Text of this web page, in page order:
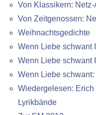
Von Klassikern:
Von Zeitgenossen:
Weihnachtsgedichte
Wenn Liebe schwant
Wenn Liebe schwant
Wenn Liebe
Wiedergelesen:
Lyrikbände